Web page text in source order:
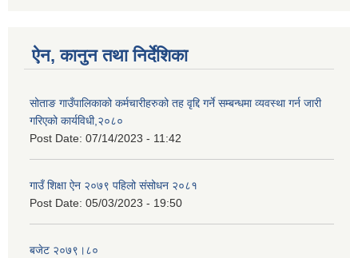
ऐन, कानुन तथा निर्देशिका
सोताङ गाउँपालिकाको कर्मचारीहरुको तह वृद्दि गर्ने सम्बन्धमा व्यवस्था गर्न जारी
गरिएको कार्यविधी,२०८०
Post Date: 07/14/2023 - 11:42
गाउँ शिक्षा ऐन २०७९ पहिलो संसोधन २०८१
Post Date: 05/03/2023 - 19:50
बजेट २०७९।८०